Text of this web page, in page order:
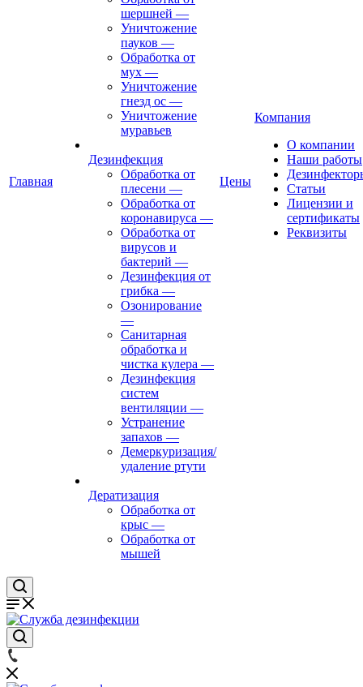
Главная
шершней —
Уничтожение
пауков —
Обработка от
мух —
Уничтожение
гнезд ос —
Уничтожение
муравьев
Дезинфекция
Обработка от
плесени —
Обработка от
коронавируса —
Обработка от
вирусов и
бактерий —
Дезинфекция от
грибка —
Озонирование
—
Санитарная
обработка и
чистка кулера —
Дезинфекция
систем
вентиляции —
Устранение
запахов —
Демеркуризация/
удаление ртути
Дератизация
Обработка от
крыс —
Обработка от
мышей
Цены
Компания
О компании
Наши работы
Статьи
Лицензии и
сертификаты
Реквизиты